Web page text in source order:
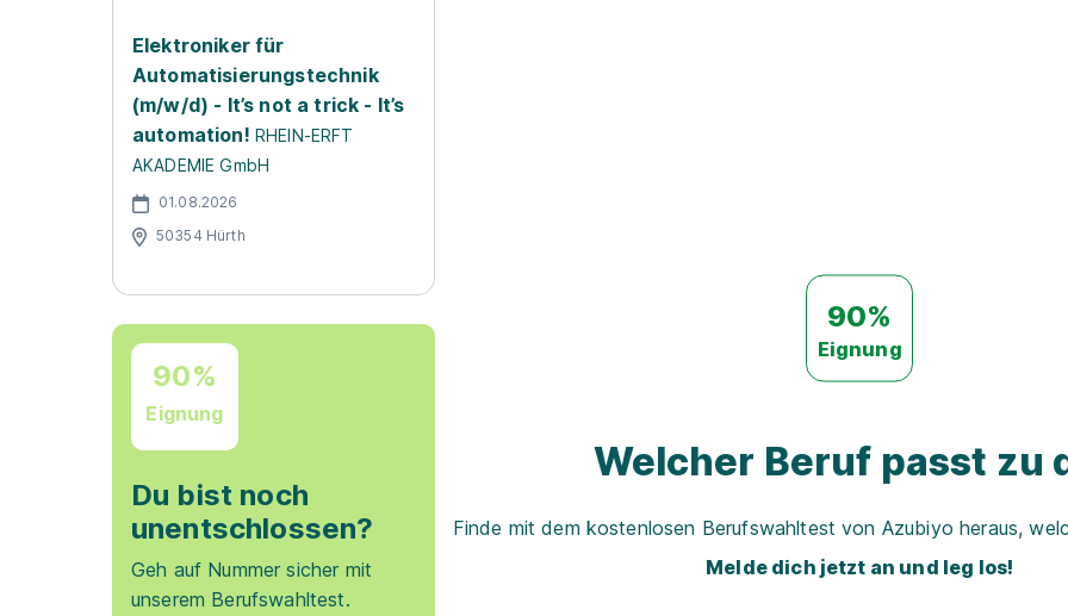
Elektroniker für
Automatisierungstechnik
(m/w/d) - It’s not a trick - It’s
automation! RHEIN-ERFT
AKADEMIE GmbH
01.08.2026
50354 Hürth
90%
Eignung
Du bist noch
unentschlossen?
Geh auf Nummer sicher mit
unserem Berufswahltest.
90%
Eignung
Welcher Beruf passt zu
Finde mit dem kostenlosen Berufswahltest von Azubiyo heraus,
Melde dich jetzt an und leg los!